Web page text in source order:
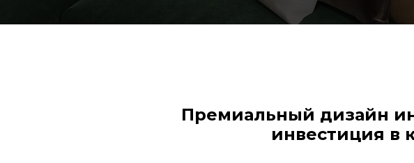
Премиальный дизайн
инвестиция в